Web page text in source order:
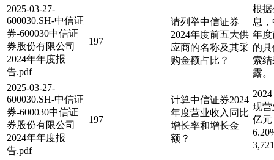
2025-03-27-
600030.SH-中信证
券-600030中信证
券股份有限公司
2024年年度报
告.pdf
197
请列举中信证券
2024年度前五大供
应商的名称及其采
购金额占比？
根
息
年
的
索
露。
2025-03-27-
600030.SH-中信证
券-600030中信证
券股份有限公司
2024年年度报
告.pdf
197
计算中信证券2024
年度营业收入同比
增长率和增长金
额？
现营
亿